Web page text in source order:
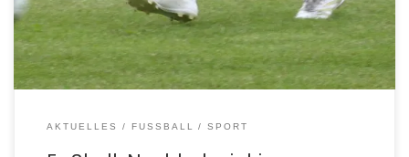
Wickenrode – H/N/U SG HNU spielt am Sonntag, 23.11.2025,
14:30 Uhr, gegen den VfR Wickenrode […]
AKTUELLES FUSSBALL SPORT